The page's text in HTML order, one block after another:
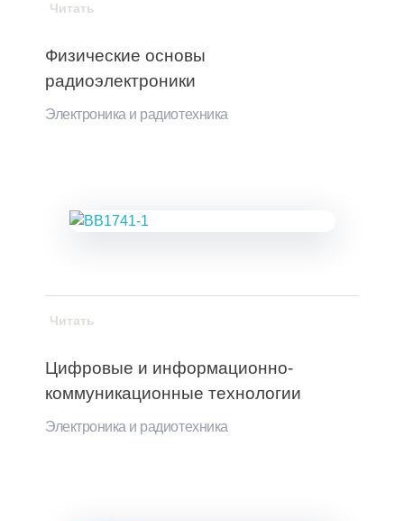
Физические основы
радиоэлектроники
Электроника и радиотехника
Читать
Цифровые и информационно-
коммуникационные технологии
Электроника и радиотехника
Читать